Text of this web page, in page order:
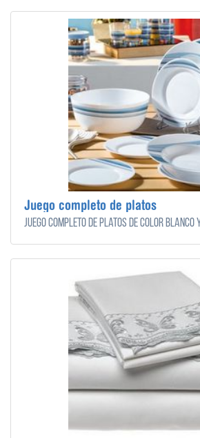
Juego completo de platos
Juego completo de platos de color blanco